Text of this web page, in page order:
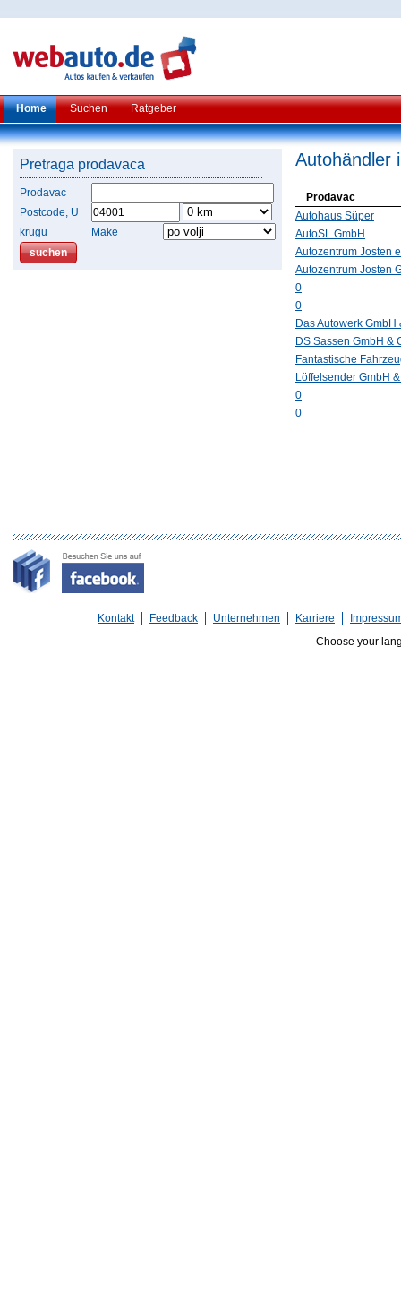
Home Suchen Ratgeber
Pretraga prodavaca
Prodavac
Postcode, U
krugu
Make
Autohändler
Prodavac
Autohaus Süper
AutoSL GmbH
Autozentrum Josten
Autozentrum Josten
0
0
Das Autowerk GmbH
DS Sassen GmbH &
Fantastische
Löffelsender GmbH
0
0
Kontakt Feedback Unternehmen Karriere
Choose your